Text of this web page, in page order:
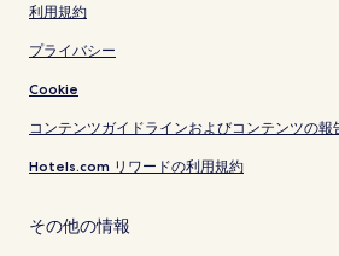
利用規約
プライバシー
Cookie
コンテンツガイドラインおよびコンテンツの報
Hotels.com リワードの利用規約
その他の情報